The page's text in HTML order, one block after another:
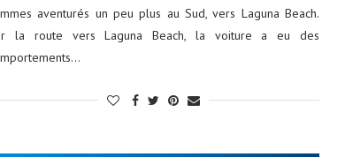
aventurés un peu plus au Sud, vers Laguna Beach.
la route vers Laguna Beach, la voiture a eu des